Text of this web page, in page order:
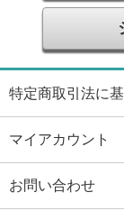
特定商取引法に
マイアカウント
お問い合わせ